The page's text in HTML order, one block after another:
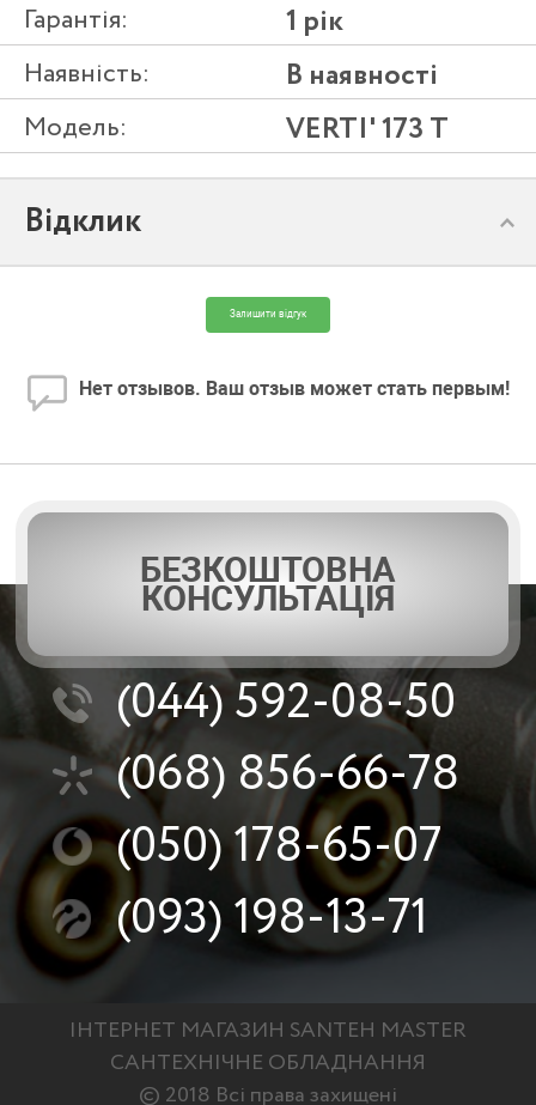
Гарантія: 1 рік
Наявність: В наявності
Модель: VERTI' 173 T
Відклик
Залишити відгук
Нет отзывов. Ваш отзыв может стать первым!
БЕЗКОШТОВНА
КОНСУЛЬТАЦІЯ
(044)592-08-50
(068) 856-66-78
(050)178-65-07
(093)198-13-71
ІНТЕРНЕТ МАГАЗИН SANTEH MASTER
САНТЕХНІЧНЕ ОБЛАДНАННЯ
© 2018 Всі права захищені